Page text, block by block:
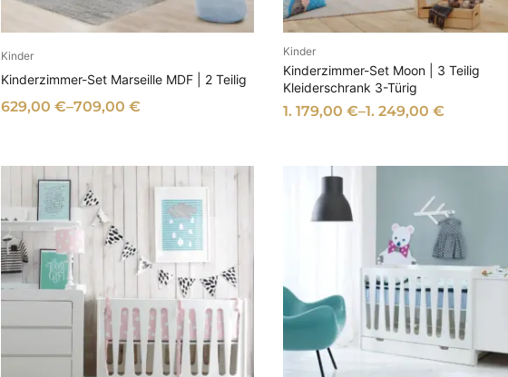
Kinder
Kinderzimmer-Set Marseille MDF | 2 Teilig
629,00 €–709,00 €
Kinder
Kinderzimmer-Set Moon | 3 Teilig
Kleiderschrank 3-Türig
1. 179,00 €–1. 249,00 €